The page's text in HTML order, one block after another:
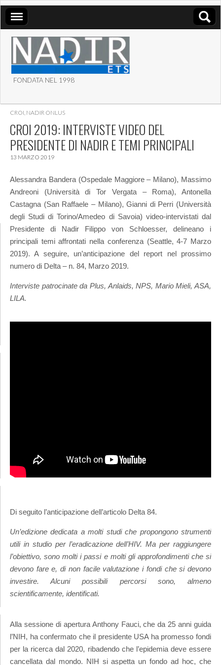
ASSOCIAZIONE NADIR
ETS
FONDATA NEL 1998
CROI, NADIR ONLUS
CROI 2019: INTERVISTE VIDEO DEL
PRESIDENTE DI NADIR E TEMI PRINCIPALI
13 MARZO 2019
Alessandra Bandera (Ospedale Maggiore – Milano), Massimo
Andreoni (Università di Tor Vergata – Roma), Antonella
Castagna (San Raffaele – Milano), Gianni di Perri (Università
degli Studi di Torino/Amedeo di Savoia) video-intervistati dal
Presidente di Nadir Filippo von Schloesser, delineano i
principali temi affrontati nella conferenza (Seattle, 4-7 Marzo
2019). A seguire, un’anticipazione del report nel prossimo
numero di Delta – n. 84, Marzo 2019.
Interviste patrocinate da Plus, Anlaids, NPS, Mario Mieli, ASA,
LILA.
Di seguito l’anticipazione dell’articolo Delta 84.
Un’edizione dedicata a molti studi che propongono strumenti
utili in studio per l’eradicazione dell’HIV. Ma per raggiungere
l’obiettivo, sono molti i passi e molti gli approfondimenti che si
devono fare e, di non facile valutazione i fondi che si devono
investire. Alcuni possibili percorsi sono, almeno
scientificamente, identificati.
Alla sessione di apertura Anthony Fauci, che da 25 anni guida
l’NIH, ha confermato che il presidente USA ha promesso fondi
per la ricerca dal 2020, ribadendo che l’epidemia deve essere
cancellata dal mondo. NIH si aspetta un fondo ad hoc, che